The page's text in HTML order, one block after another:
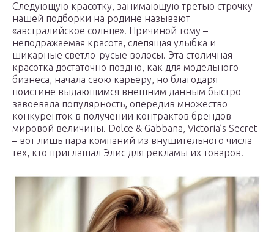
Следующую красотку, занимающую третью строчку
нашей подборки на родине называют
«австралийское солнце». Причиной тому –
неподражаемая красота, слепящая улыбка и
шикарные светло-русые волосы. Эта столичная
красотка достаточно поздно, как для модельного
бизнеса, начала свою карьеру, но благодаря
поистине выдающимся внешним данным быстро
завоевала популярность, опередив множество
конкуренток в получении контрактов брендов
мировой величины. Dolce & Gabbana, Victoria’s Secret
– вот лишь пара компаний из внушительного числа
тех, кто приглашал Элис для рекламы их товаров.